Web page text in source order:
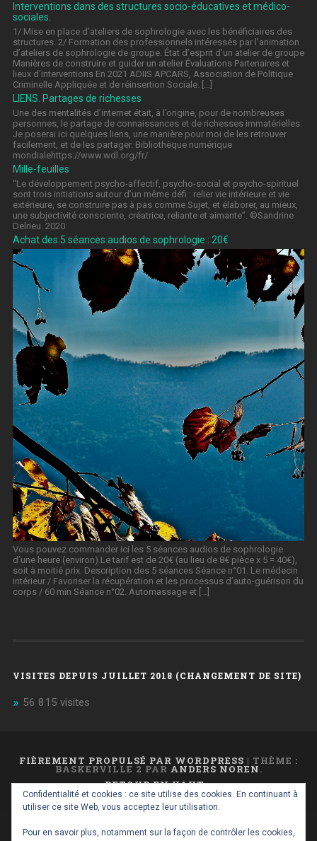
Interventions dans des structures socio-éducatives et médico-
sociales.
1/ Mise en place d’ateliers de sophrologie avec les bénéficiaires des
structures. 2/ Formation des professionnels intéressés par l’animation
d’ateliers de sophrologie de groupe. État d’esprit d’un atelier de groupe
Manières de construire et guider un atelier Évaluations Partenaires et
lieux d’interventions En 2021 ADIIS APCARS, Association de Politique
Criminelle Appliquée et de réinsertion Sociale. […]
LIENS. Partages de richesses
Une des mentalités d’internet était, à l’origine, pour de nombreuses
personnes, le partage de connaissances et de richesses immatérielles.
Je poserai ici quelques liens, une manière pour moi de les retrouver
facilement, et de les partager. Bibliothèque numérique
mondialehttps://www.wdl.org/fr/
Mille-feuilles
“Le développement psycho-affectif, psycho-social et psycho-spirituel
sont trois initiations autour d’un même défi : relier vie intérieure et vie
extérieure, se construire pas à pas comme Sujet, et élaborer, au mieux,
une subjectivité consciente, créatrice, reliante et aimante”. ©Sandrine
Delrieu. 2020
Achat des 5 séances audios de sophrologie : 20€
Vous pouvez commander ici les 5 séances audios de sophrologie
d’une heure (environ).Le tarif est de 20€ (au lieu de 8€ pièce x 5 = 40€),
soit à moitié prix. Description des 5 séances Séance n°01. Le médecin
intérieur / Favoriser la récupération et les processus d’auto-guérison du
corps / 60 min Séance n°02. Automassage et […]
VISITES DEPUIS JUILLET 2018 (CHANGEMENT DE SITE)
56 815 visites
FIÈREMENT PROPULSÉ PAR WORDPRESS | THÈME :
BASKERVILLE 2 PAR ANDERS NOREN.
RETOUR EN HAUT ↑
Confidentialité et cookies : ce site utilise des cookies. En continuant à
utiliser ce site Web, vous acceptez leur utilisation.
Pour en savoir plus, notamment sur la façon de contrôler les cookies,